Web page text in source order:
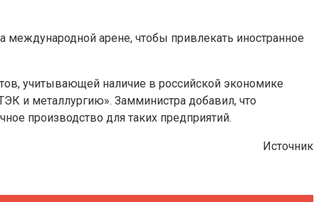
международной арене, чтобы привлекать иностранное
учитывающей наличие в российской экономике
и металлургию». Замминистра добавил, что
производство для таких предприятий.
Источник